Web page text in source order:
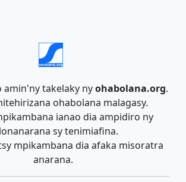
amin'ny takelaky nyohabolana.org.
ohabolana malagasy.
ianao dia ampidiro ny
sy tenimiafina.
mpikambana dia afaka misoratra
anarana.